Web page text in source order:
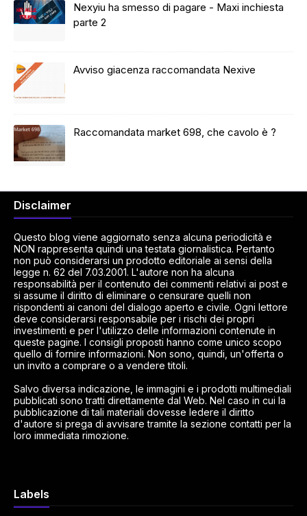
Nexyiu ha smesso di pagare - Maxi inchiesta
parte 2
Avviso giacenza raccomandata Nexive
Raccomandata market 698, che cavolo è ?
Disclaimer
Questo blog viene aggiornato senza alcuna periodicità e
NON rappresenta quindi una testata giornalistica. Pertanto
non può considerarsi un prodotto editoriale ai sensi della
legge n. 62 del 7.03.2001. L'autore non ha alcuna
responsabilità per il contenuto dei commenti relativi ai post e
si assume il diritto di eliminare o censurare quelli non
rispondenti ai canoni del dialogo aperto e civile. Ogni lettore
deve considerarsi responsabile per i rischi dei propri
investimenti e per l'utilizzo delle informazioni contenute in
queste pagine. I consigli proposti hanno come unico scopo
quello di fornire informazioni. Non sono, quindi, un'offerta o
un invito a comprare o a vendere titoli.
Salvo diversa indicazione, le immagini e i prodotti multimediali
pubblicati sono tratti direttamente dal Web. Nel caso in cui la
pubblicazione di tali materiali dovesse ledere il diritto
d'autore si prega di avvisare tramite la sezione contatti per la
loro immediata rimozione.
Labels